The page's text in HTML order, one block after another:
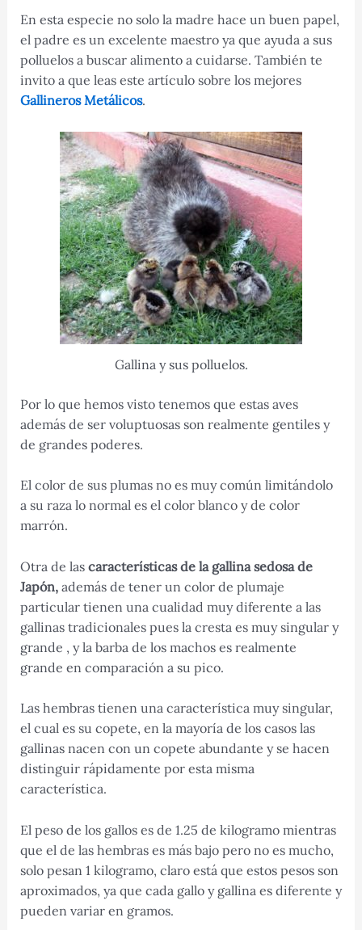
En esta especie no solo la madre hace un buen papel,
el padre es un excelente maestro ya que ayuda a sus
polluelos a buscar alimento a cuidarse. También te
invito a que leas este artículo sobre los mejores
Gallineros Metálicos.
Gallina y sus polluelos.
Por lo que hemos visto tenemos que estas aves
además de ser voluptuosas son realmente gentiles y
de grandes poderes.
El color de sus plumas no es muy común limitándolo
a su raza lo normal es el color blanco y de color
marrón.
Otra de lascaracterísticas de la gallina sedosa de
Japón, además de tener un color de plumaje
particular tienen una cualidad muy diferente a las
gallinas tradicionales pues la cresta es muy singular y
grande , y la barba de los machos es realmente
grande en comparación a su pico.
Las hembras tienen una característica muy singular,
el cual es su copete, en la mayoría de los casos las
gallinas nacen con un copete abundante y se hacen
distinguir rápidamente por esta misma
característica.
El peso de los gallos es de 1.25 de kilogramo mientras
que el de las hembras es más bajo pero no es mucho,
solo pesan 1 kilogramo, claro está que estos pesos son
aproximados, ya que cada gallo y gallina es diferente y
pueden variar en gramos.